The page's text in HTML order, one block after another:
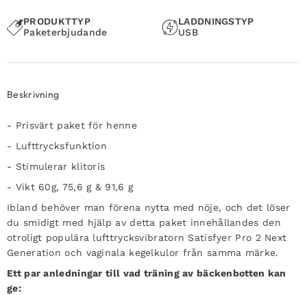
PRODUKTTYP
Paketerbjudande
LADDNINGSTYP
USB
Beskrivning
- Prisvärt paket för henne
- Lufttrycksfunktion
- Stimulerar klitoris
- Vikt 60g, 75,6 g & 91,6 g
Ibland behöver man förena nytta med nöje, och det löser
du smidigt med hjälp av detta paket innehållandes den
otroligt populära lufttrycksvibratorn Satisfyer Pro 2 Next
Generation och vaginala kegelkulor från samma märke.
Ett par anledningar till vad träning av bäckenbotten kan
ge: